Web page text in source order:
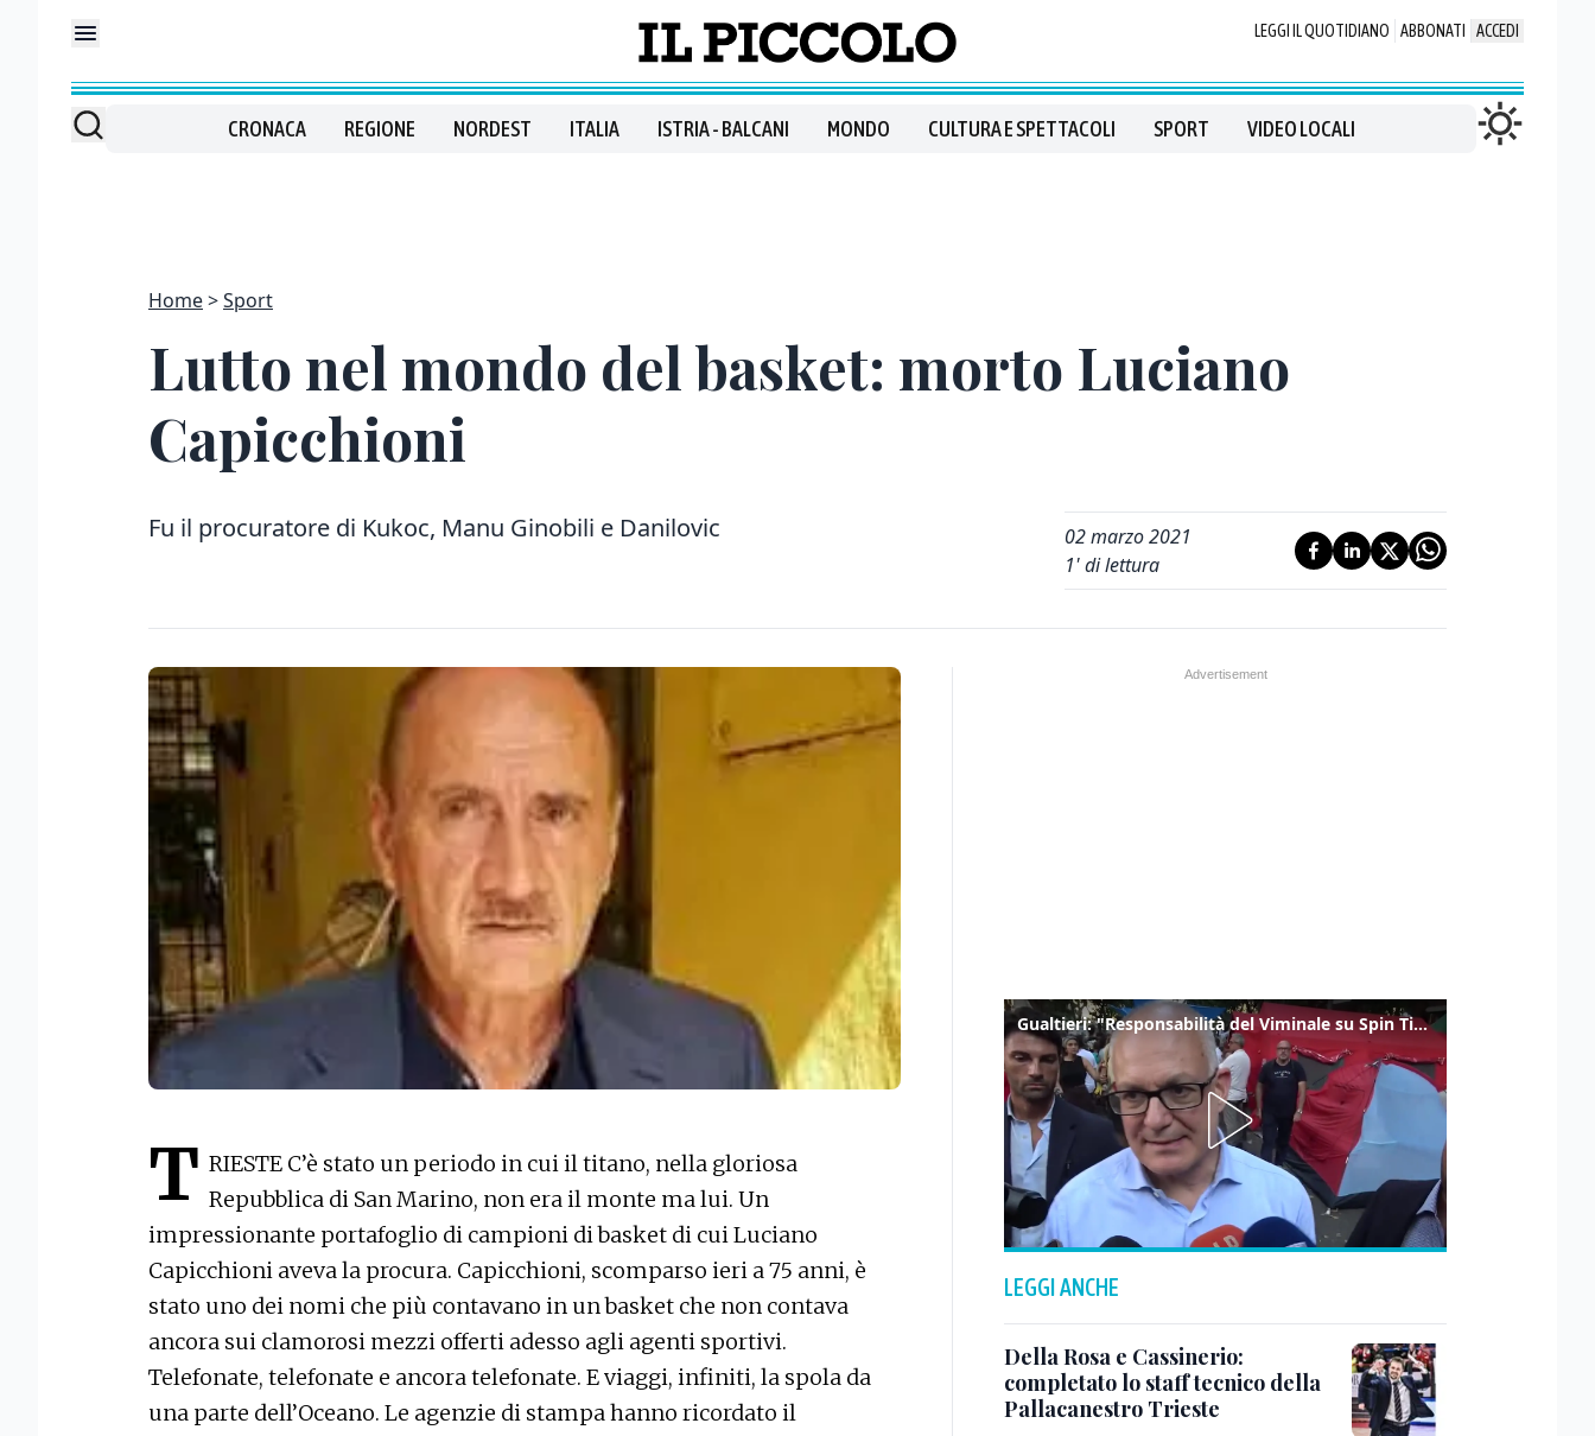
LEGGI IL QUOTIDIANO ABBONATI ACCEDI
CRONACA REGIONE NORDEST ITALIA ISTRIA - BALCANI MONDO CULTURA E SPETTACOLI SPORT VIDEO LOCALI
Home Sport
Lutto nel mondo del basket: morto Luciano
Capicchioni
Fu il procuratore di Kukoc, Manu Ginobili e Danilovic
02 marzo 2021
1' di lettura
T RIESTE C’è stato un periodo in cui il titano, nella gloriosa
Repubblica di San Marino, non era il monte ma lui. Un
impressionante portafoglio di campioni di basket di cui Luciano
Capicchioni aveva la procura. Capicchioni, scomparso ieri a 75 anni, è
stato uno dei nomi che più contavano in un basket che non contava
ancora sui clamorosi mezzi offerti adesso agli agenti sportivi.
Telefonate, telefonate e ancora telefonate. E viaggi, infiniti, la spola da
una parte dell’Oceano. Le agenzie di stampa hanno ricordato il
Gualtieri: "Responsabilità del Viminale su Spin Time? La posizione dei partiti è nota"
LEGGI ANCHE
Della Rosa e Cassinerio:
completato lo staff tecnico della
Pallacanestro Trieste